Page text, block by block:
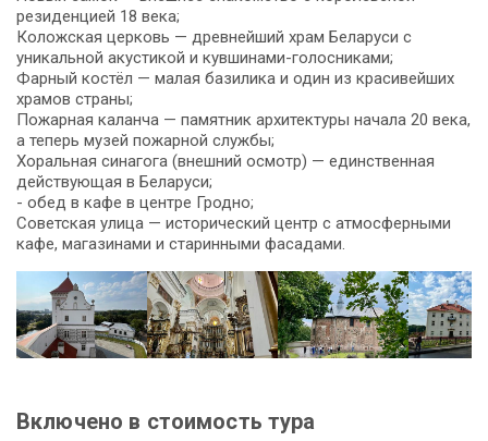
резиденцией 18 века;
Коложская церковь — древнейший храм Беларуси с
уникальной акустикой и кувшинами-голосниками;
Фарный костёл — малая базилика и один из красивейших
храмов страны;
Пожарная каланча — памятник архитектуры начала 20 века,
а теперь музей пожарной службы;
Хоральная синагога (внешний осмотр) — единственная
действующая в Беларуси;
- обед в кафе в центре Гродно;
Советская улица — исторический центр с атмосферными
кафе, магазинами и старинными фасадами.
Включено в стоимость тура